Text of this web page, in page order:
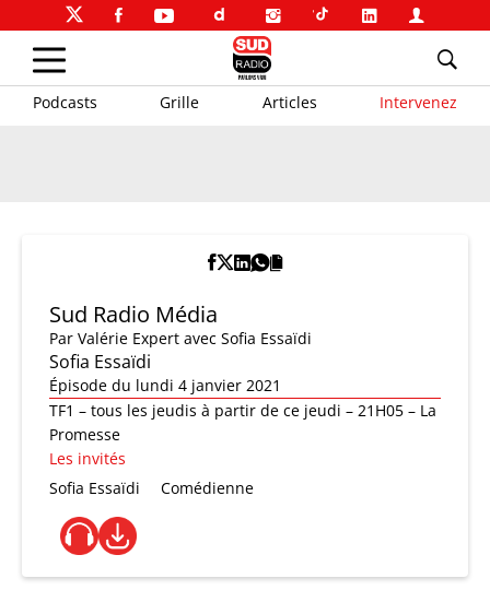
Podcasts Grille Articles Intervenez
Sud Radio Média
Par Valérie Expert avec Sofia Essaïdi
Sofia Essaïdi
Épisode du lundi 4 janvier 2021
TF1 – tous les jeudis à partir de ce jeudi – 21H05 – La
Promesse
Les invités
Sofia Essaïdi
Comédienne